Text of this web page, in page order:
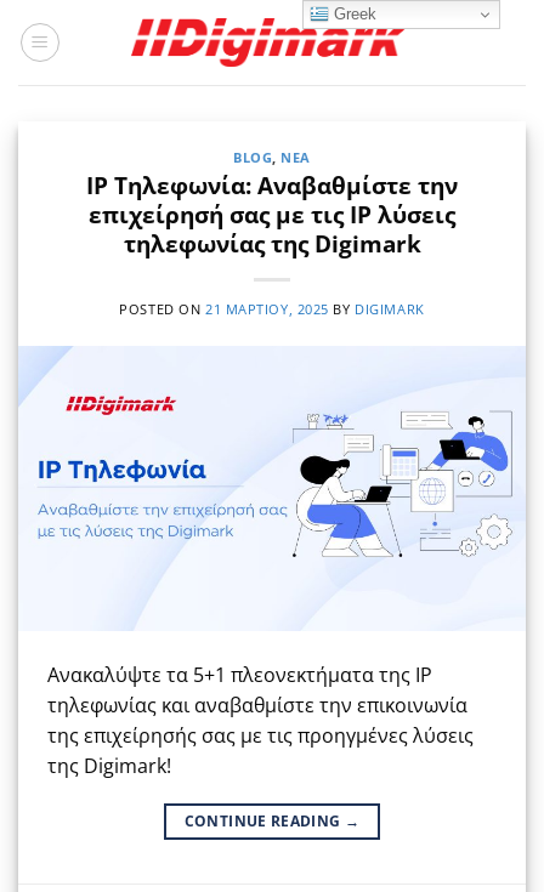
στο
BLOG, ΝΈΑ
IP Τηλεφωνία: Αναβαθμίστε την
επιχείρησή σας με τις ΙΡ λύσεις
τηλεφωνίας της Digimark
POSTED ON 21 ΜΑΡΤΊΟΥ, 2025 BY DIGIMARK
Ανακαλύψτε τα 5+1 πλεονεκτήματα της IP
τηλεφωνίας και αναβαθμίστε την επικοινωνία
της επιχείρησής σας με τις προηγμένες λύσεις
της Digimark!
CONTINUE READING →
Greek